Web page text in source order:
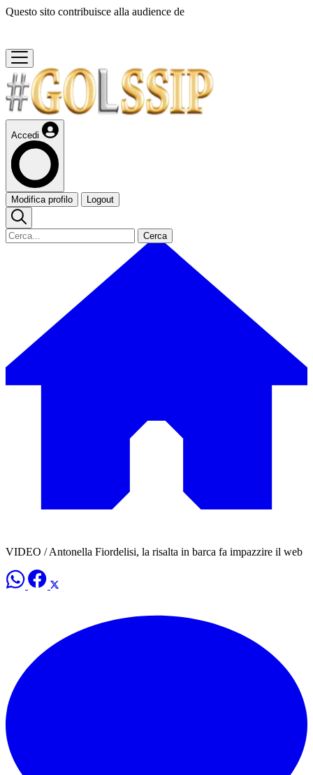
Questo sito contribuisce alla audience de
Accedi
Modifica profilo Logout
Cerca
VIDEO / Antonella Fiordelisi, la risalta in barca fa impazzire il web